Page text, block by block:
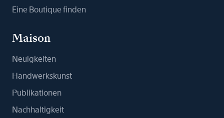
Eine Boutique finden
Maison
Neuigkeiten
Handwerkskunst
Publikationen
Nachhaltigkeit